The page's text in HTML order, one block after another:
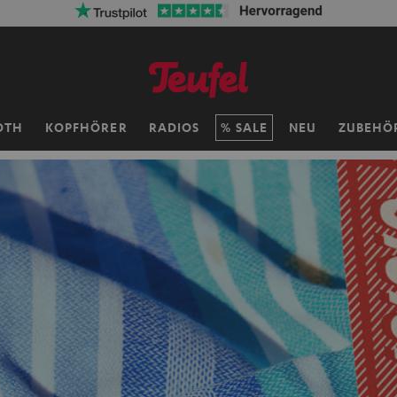
sparen mit VKF-72F 06D:12
KOPFHÖRER RADIOS SALE NEU